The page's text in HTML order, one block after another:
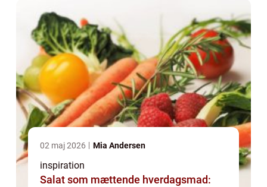
02 maj 2026 Mia Andersen
inspiration
Salat som mættende hverdagsmad: